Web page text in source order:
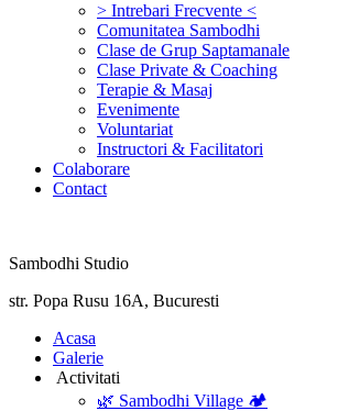
> Intrebari Frecvente <
Comunitatea Sambodhi
Clase de Grup Saptamanale
Clase Private & Coaching
Terapie & Masaj
‎Evenimente
Voluntariat
‏‏‎Instructori & Facilitatori
Colaborare
Contact
Sambodhi Studio
str. Popa Rusu 16A, Bucuresti
‎Acasa
Galerie
‎ ‎Activitati‎
🌿 Sambodhi Village 🏕️